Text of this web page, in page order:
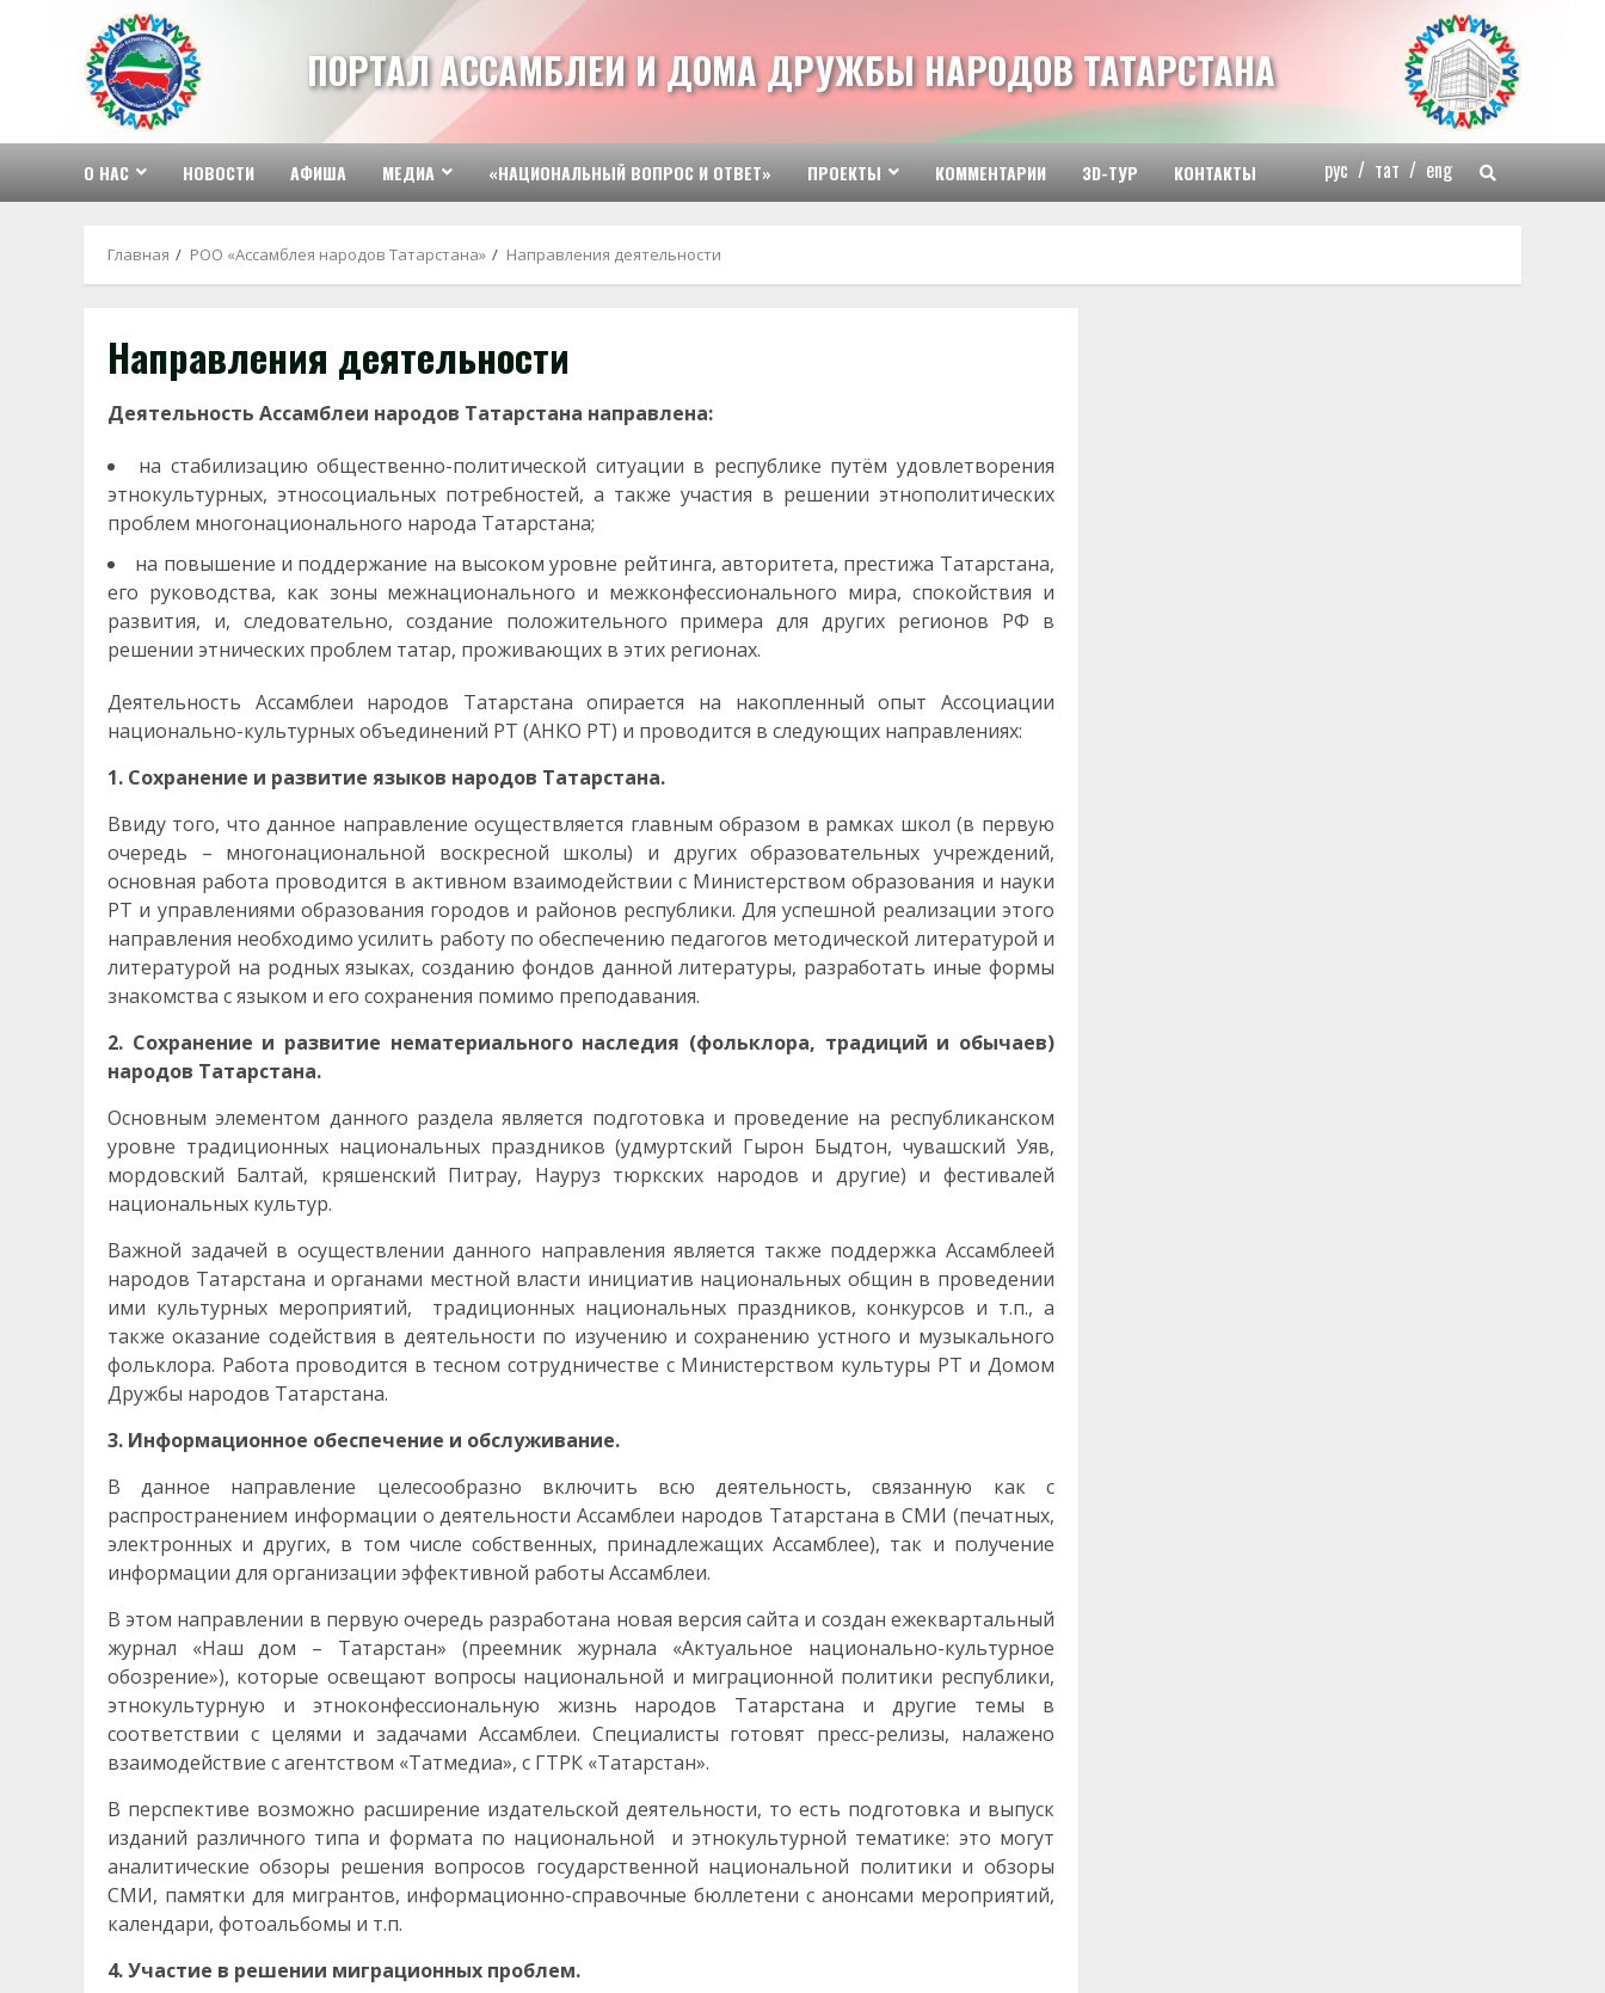
содержимому
ПОРТАЛ АССАМБЛЕИ И ДОМА ДРУЖБЫ НАРОДОВ ТАТАРСТАНА
О НАС НОВОСТИ АФИША МЕДИА «НАЦИОНАЛЬНЫЙ ВОПРОС И ОТВЕТ» ПРОЕКТЫ КОММЕНТАРИИ 3D-ТУР КОНТАКТЫ рус / тат / eng
Главная РОО «Ассамблея народов Татарстана» Направления деятельности
Направления деятельности
Деятельность Ассамблеи народов Татарстана направлена:
на стабилизацию общественно-политической ситуации в республике путём удовлетворения
этнокультурных, этносоциальных потребностей, а также участия в решении этнополитических
проблем многонационального народа Татарстана;
на повышение и поддержание на высоком уровне рейтинга, авторитета, престижа Татарстана,
его руководства, как зоны межнационального и межконфессионального мира, спокойствия и
развития, и, следовательно, создание положительного примера для других регионов РФ в
решении этнических проблем татар, проживающих в этих регионах.
Деятельность Ассамблеи народов Татарстана опирается на накопленный опыт Ассоциации
национально-культурных объединений РТ (АНКО РТ) и проводится в следующих направлениях:
1. Сохранение и развитие языков народов Татарстана.
Ввиду того, что данное направление осуществляется главным образом в рамках школ (в первую
очередь – многонациональной воскресной школы) и других образовательных учреждений,
основная работа проводится в активном взаимодействии с Министерством образования и науки
РТ и управлениями образования городов и районов республики. Для успешной реализации этого
направления необходимо усилить работу по обеспечению педагогов методической литературой и
литературой на родных языках, созданию фондов данной литературы, разработать иные формы
знакомства с языком и его сохранения помимо преподавания.
2. Сохранение и развитие нематериального наследия (фольклора, традиций и обычаев)
народов Татарстана.
Основным элементом данного раздела является подготовка и проведение на республиканском
уровне традиционных национальных праздников (удмуртский Гырон Быдтон, чувашский Уяв,
мордовский Балтай, кряшенский Питрау, Науруз тюркских народов и другие) и фестивалей
национальных культур.
Важной задачей в осуществлении данного направления является также поддержка Ассамблеей
народов Татарстана и органами местной власти инициатив национальных общин в проведении
ими культурных мероприятий, традиционных национальных праздников, конкурсов и т.п., а
также оказание содействия в деятельности по изучению и сохранению устного и музыкального
фольклора. Работа проводится в тесном сотрудничестве с Министерством культуры РТ и Домом
Дружбы народов Татарстана.
3. Информационное обеспечение и обслуживание.
В данное направление целесообразно включить всю деятельность, связанную как с
распространением информации о деятельности Ассамблеи народов Татарстана в СМИ (печатных,
электронных и других, в том числе собственных, принадлежащих Ассамблее), так и получение
информации для организации эффективной работы Ассамблеи.
В этом направлении в первую очередь разработана новая версия сайта и создан ежеквартальный
журнал «Наш дом – Татарстан» (преемник журнала «Актуальное национально-культурное
обозрение»), которые освещают вопросы национальной и миграционной политики республики,
этнокультурную и этноконфессиональную жизнь народов Татарстана и другие темы в
соответствии с целями и задачами Ассамблеи. Специалисты готовят пресс-релизы, налажено
взаимодействие с агентством «Татмедиа», с ГТРК «Татарстан».
В перспективе возможно расширение издательской деятельности, то есть подготовка и выпуск
изданий различного типа и формата по национальной и этнокультурной тематике: это могут
аналитические обзоры решения вопросов государственной национальной политики и обзоры
СМИ, памятки для мигрантов, информационно-справочные бюллетени с анонсами мероприятий,
календари, фотоальбомы и т.п.
4. Участие в решении миграционных проблем.